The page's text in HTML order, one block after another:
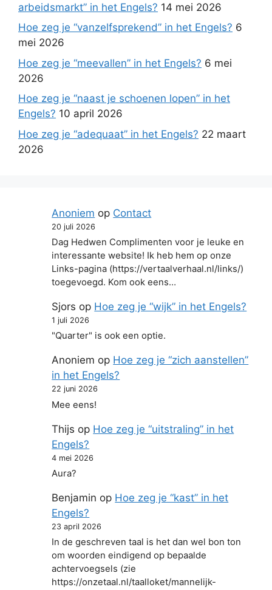
arbeidsmarkt” in het Engels? 14 mei 2026
Hoe zeg je “vanzelfsprekend” in het Engels? 6
mei 2026
Hoe zeg je “meevallen” in het Engels? 6 mei
2026
Hoe zeg je “naast je schoenen lopen” in het
Engels? 10 april 2026
Hoe zeg je “adequaat” in het Engels? 22 maart
2026
Anoniem op Contact
20 juli 2026
Dag Hedwen Complimenten voor je leuke en
interessante website! Ik heb hem op onze
Links-pagina (https://vertaalverhaal.nl/links/)
toegevoegd. Kom ook eens…
Sjors op Hoe zeg je “wijk” in het Engels?
1 juli 2026
"Quarter" is ook een optie.
Anoniem op Hoe zeg je “zich aanstellen”
in het Engels?
22 juni 2026
Mee eens!
Thijs op Hoe zeg je “uitstraling” in het
Engels?
4 mei 2026
Aura?
Benjamin op Hoe zeg je “kast” in het
Engels?
23 april 2026
In de geschreven taal is het dan wel bon ton
om woorden eindigend op bepaalde
achtervoegsels (zie
https://onzetaal.nl/taalloket/mannelijk-